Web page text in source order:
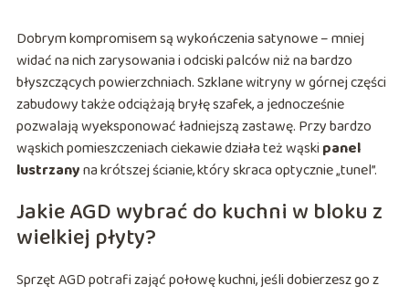
Dobrym kompromisem są wykończenia satynowe – mniej
widać na nich zarysowania i odciski palców niż na bardzo
błyszczących powierzchniach. Szklane witryny w górnej części
zabudowy także odciążają bryłę szafek, a jednocześnie
pozwalają wyeksponować ładniejszą zastawę. Przy bardzo
wąskich pomieszczeniach ciekawie działa też wąski panel
lustrzanyna krótszej ścianie, który skraca optycznie „tunel”.
Jakie AGD wybrać do kuchni w bloku z
wielkiej płyty?
Sprzęt AGD potrafi zająć połowę kuchni, jeśli dobierzesz go z